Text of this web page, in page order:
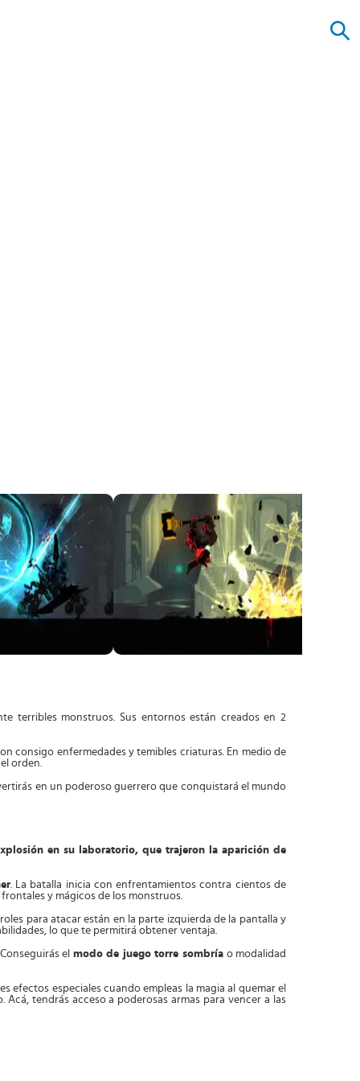
terribles monstruos. Sus entornos están creados en 2
consigo enfermedades y temibles criaturas. En medio de
orden.
en un poderoso guerrero que conquistará el mundo
en su laboratorio, que trajeron la aparición de
. La batalla inicia con enfrentamientos contra cientos de
y mágicos de los monstruos.
para atacar están en la parte izquierda de la pantalla y
lo que te permitirá obtener ventaja.
el modo de juego torre sombría o modalidad
efectos especiales cuando empleas la magia al quemar el
tendrás acceso a poderosas armas para vencer a las